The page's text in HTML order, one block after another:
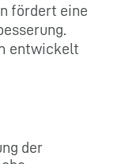
fördert eine
entwickelt
der